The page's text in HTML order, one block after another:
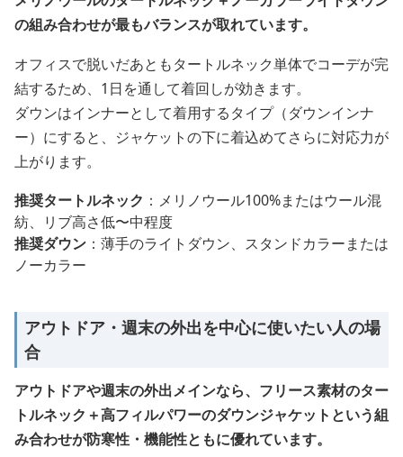
の組み合わせが最もバランスが取れています。
オフィスで脱いだあともタートルネック単体でコーデが完
結するため、1日を通して着回しが効きます。
ダウンはインナーとして着用するタイプ（ダウンインナ
ー）にすると、ジャケットの下に着込めてさらに対応力が
上がります。
推奨タートルネック ：メリノウール100%またはウール混
紡、リブ高さ低〜中程度
推奨ダウン ：薄手のライトダウン、スタンドカラーまたは
ノーカラー
アウトドア・週末の外出を中心に使いたい人の場
合
アウトドアや週末の外出メインなら、フリース素材のター
トルネック＋高フィルパワーのダウンジャケットという組
み合わせが防寒性・機能性ともに優れています。